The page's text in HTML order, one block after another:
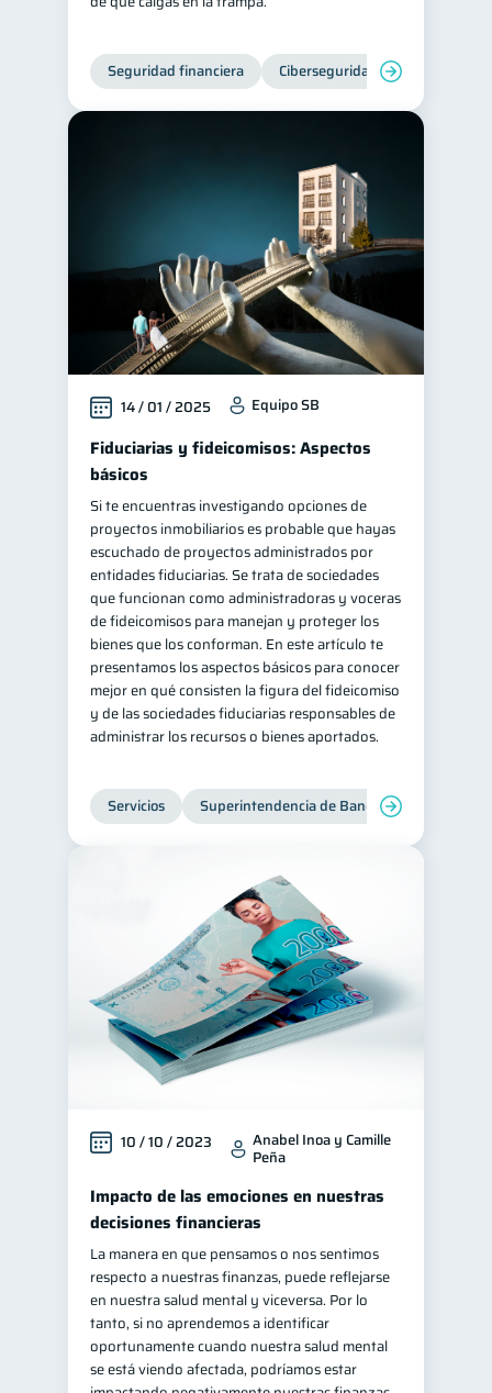
Seguridad financiera Ciberseguridad
14 / 01 / 2025 Equipo SB
Fiduciarias y fideicomisos: Aspectos
básicos
Si te encuentras investigando opciones de
proyectos inmobiliarios es probable que hayas
escuchado de proyectos administrados por
entidades fiduciarias. Se trata de sociedades
que funcionan como administradoras y voceras
de fideicomisos para manejan y proteger los
bienes que los conforman. En este artículo te
presentamos los aspectos básicos para conocer
mejor en qué consisten la figura del fideicomiso
y de las sociedades fiduciarias responsables de
administrar los recursos o bienes aportados.
Servicios Superintendencia de Bancos
10 / 10 / 2023 Anabel Inoa y Camille
Peña
Impacto de las emociones en nuestras
decisiones financieras
La manera en que pensamos o nos sentimos
respecto a nuestras finanzas, puede reflejarse
en nuestra salud mental y viceversa. Por lo
tanto, si no aprendemos a identificar
oportunamente cuando nuestra salud mental
se está viendo afectada, podríamos estar